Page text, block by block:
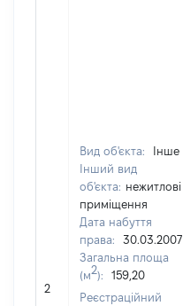
2
Вид об'єкта:
Інше
Інший вид
об'єкта: нежитлові
приміщення
Дата набуття
права:
30.03.2007
Загальна площа
(м2):
159,20
Реєстраційний